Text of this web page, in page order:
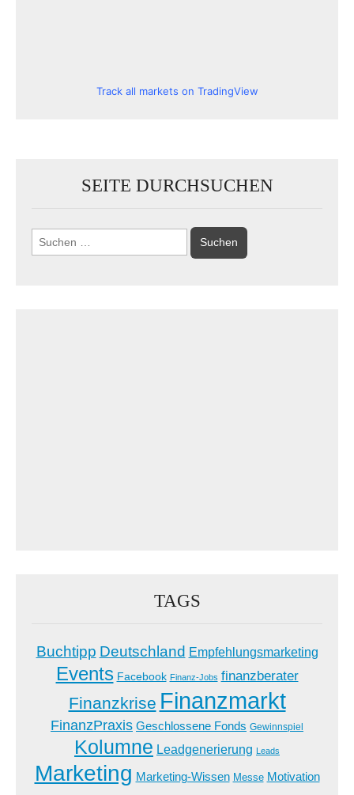
Track all markets on TradingView
SEITE DURCHSUCHEN
Suchen
nach:
TAGS
Buchtipp Deutschland Empfehlungsmarketing
Events Facebook Finanz-Jobs finanzberater
Finanzkrise Finanzmarkt
FinanzPraxis Geschlossene Fonds Gewinnspiel
Kolumne Leadgenerierung Leads
Marketing Marketing-Wissen Messe Motivation